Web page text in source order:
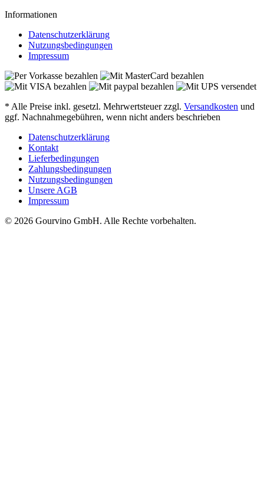
Informationen
Datenschutzerklärung
Nutzungsbedingungen
Impressum
* Alle Preise inkl. gesetzl. Mehrwertsteuer zzgl. Versandkosten und
ggf. Nachnahmegebühren, wenn nicht anders beschrieben
Datenschutzerklärung
Kontakt
Lieferbedingungen
Zahlungsbedingungen
Nutzungsbedingungen
Unsere AGB
Impressum
© 2026 Gourvino GmbH. Alle Rechte vorbehalten.